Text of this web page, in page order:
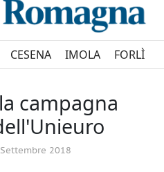
CESENA IMOLA FORLÌ
campagna
2018